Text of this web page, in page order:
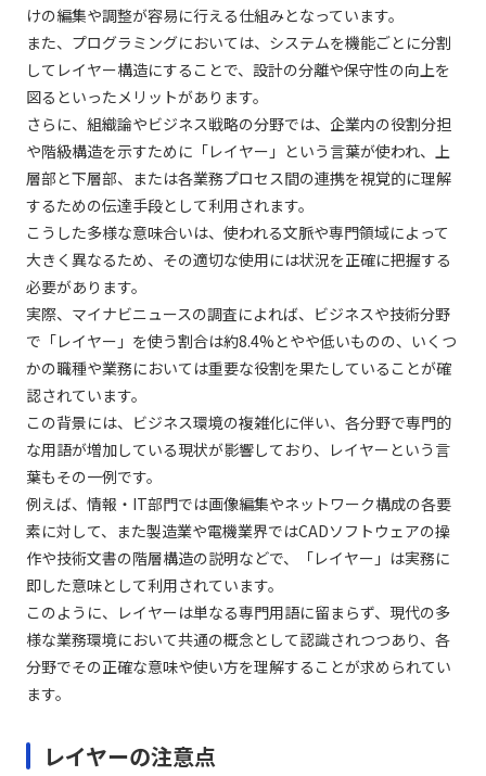
けの編集や調整が容易に行える仕組みとなっています。
また、プログラミングにおいては、システムを機能ごとに分割
してレイヤー構造にすることで、設計の分離や保守性の向上を
図るといったメリットがあります。
さらに、組織論やビジネス戦略の分野では、企業内の役割分担
や階級構造を示すために「レイヤー」という言葉が使われ、上
層部と下層部、または各業務プロセス間の連携を視覚的に理解
するための伝達手段として利用されます。
こうした多様な意味合いは、使われる文脈や専門領域によって
大きく異なるため、その適切な使用には状況を正確に把握する
必要があります。
実際、マイナビニュースの調査によれば、ビジネスや技術分野
で「レイヤー」を使う割合は約8.4%とやや低いものの、いくつ
かの職種や業務においては重要な役割を果たしていることが確
認されています。
この背景には、ビジネス環境の複雑化に伴い、各分野で専門的
な用語が増加している現状が影響しており、レイヤーという言
葉もその一例です。
例えば、情報・IT部門では画像編集やネットワーク構成の各要
素に対して、また製造業や電機業界ではCADソフトウェアの操
作や技術文書の階層構造の説明などで、「レイヤー」は実務に
即した意味として利用されています。
このように、レイヤーは単なる専門用語に留まらず、現代の多
様な業務環境において共通の概念として認識されつつあり、各
分野でその正確な意味や使い方を理解することが求められてい
ます。
レイヤーの注意点